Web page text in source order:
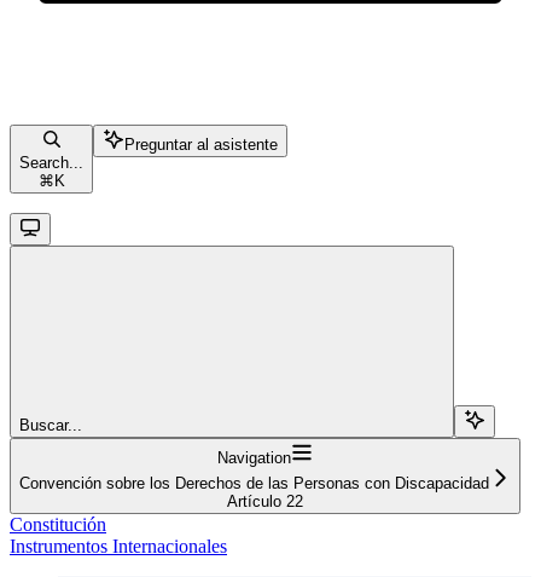
Search...
⌘ K
Preguntar al asistente
Buscar...
Navigation
Convención sobre los Derechos de las Personas con Discapacidad
Artículo 22
Constitución
Instrumentos Internacionales